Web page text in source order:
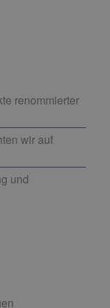
renommierter
wir auf
und